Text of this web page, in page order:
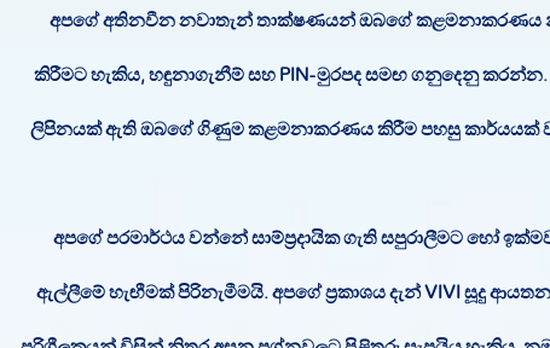
අපගේ අතිනවීන නවාතැන් තාක්ෂණයන් ඔබගේ
කිරීමට හැකිය, හඳුනාගැනීම් සහ PIN-මුරපද සමඟ ගනුදෙනු
ලිපිනයක් ඇති ඔබගේ ගිණුම කළමනාකරණය කිරීම පහසු කාර්යයක්
අපගේ පරමාර්ථය වන්නේ සාම්ප්‍රදායික ගැති සපුරාලීමට හෝ
ඇල්ලීමේ හැඟීමක් පිරිනැමීමයි. අපගේ ප්‍රකාශය දැන් VIVI සූදු